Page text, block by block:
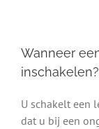
Wanneer
inschakelen?
U schakelt een
dat u bij een